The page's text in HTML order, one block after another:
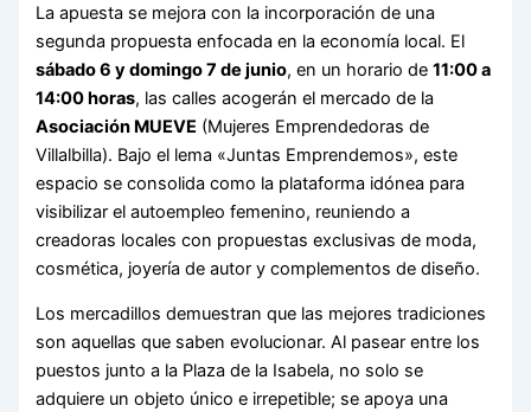
La apuesta se mejora con la incorporación de una
segunda propuesta enfocada en la economía local. El
sábado 6 y domingo 7 de junio, en un horario de11:00 a
14:00 horas, las calles acogerán el mercado de la
Asociación MUEVE (Mujeres Emprendedoras de
Villalbilla). Bajo el lema «Juntas Emprendemos», este
espacio se consolida como la plataforma idónea para
visibilizar el autoempleo femenino, reuniendo a
creadoras locales con propuestas exclusivas de moda,
cosmética, joyería de autor y complementos de diseño.
Los mercadillos demuestran que las mejores tradiciones
son aquellas que saben evolucionar. Al pasear entre los
puestos junto a la Plaza de la Isabela, no solo se
adquiere un objeto único e irrepetible; se apoya una